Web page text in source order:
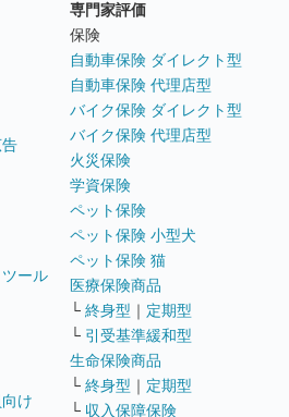
ール
け
専門家評価
保険
自動車保険 ダイレクト型
自動車保険 代理店型
バイク保険 ダイレクト型
バイク保険 代理店型
火災保険
学資保険
ペット保険
ペット保険 小型犬
ペット保険 猫
医療保険商品
└ 終身型 ｜ 定期型
└ 引受基準緩和型
生命保険商品
└ 終身型 ｜ 定期型
└ 収入保障保険